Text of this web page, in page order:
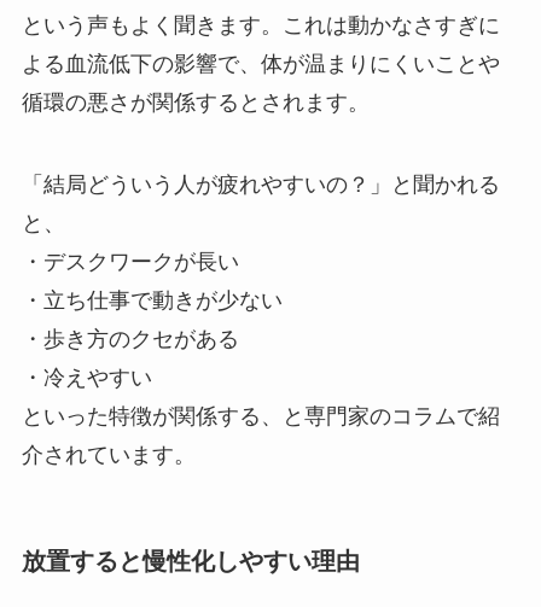
という声もよく聞きます。これは動かなさすぎに
よる血流低下の影響で、体が温まりにくいことや
循環の悪さが関係するとされます。
「結局どういう人が疲れやすいの？」と聞かれる
と、
・デスクワークが長い
・立ち仕事で動きが少ない
・歩き方のクセがある
・冷えやすい
といった特徴が関係する、と専門家のコラムで紹
介されています。
放置すると慢性化しやすい理由